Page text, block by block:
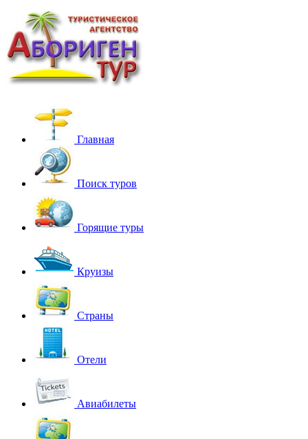
Главная
Поиск туров
Горящие туры
Круизы
Страны
Отели
Авиабилеты